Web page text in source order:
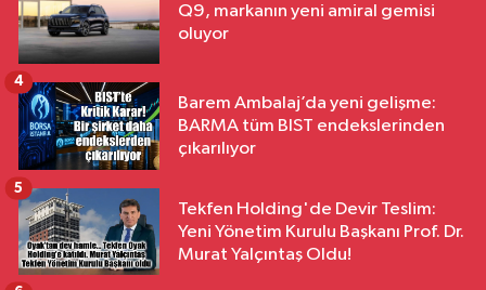
Q9, markanın yeni amiral gemisi
oluyor
Barem Ambalaj’da yeni gelişme:
BARMA tüm BIST endekslerinden
çıkarılıyor
4
Tekfen Holding'de Devir Teslim:
Yeni Yönetim Kurulu Başkanı Prof. Dr.
Murat Yalçıntaş Oldu!
5